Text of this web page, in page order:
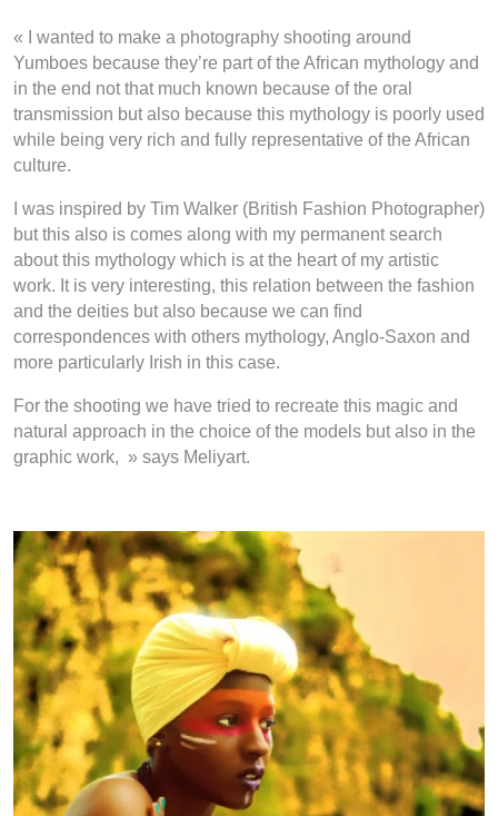
« I wanted to make a photography shooting around
Yumboes because they’re part of the African mythology and
in the end not that much known because of the oral
transmission but also because this mythology is poorly used
while being very rich and fully representative of the African
culture.
I was inspired by Tim Walker (British Fashion Photographer)
but this also is comes along with my permanent search
about this mythology which is at the heart of my artistic
work. It is very interesting, this relation between the fashion
and the deities but also because we can find
correspondences with others mythology, Anglo-Saxon and
more particularly Irish in this case.
For the shooting we have tried to recreate this magic and
natural approach in the choice of the models but also in the
graphic work, » says Meliyart.